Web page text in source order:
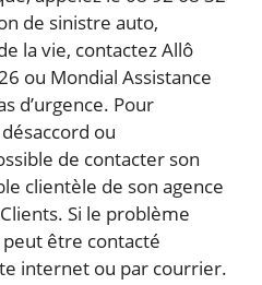
de sinistre auto,
la vie, contactez Allô
ou Mondial Assistance
d’urgence. Pour
ou
de contacter son
clientèle de son agence
Si le problème
être contacté
internet ou par courrier.